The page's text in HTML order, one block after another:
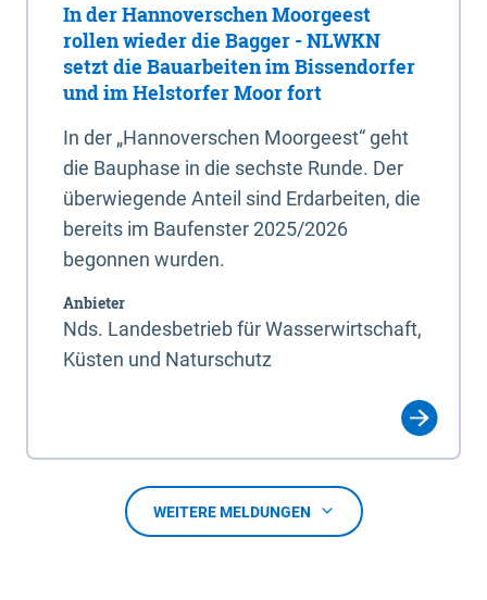
In der Hannoverschen Moorgeest
rollen wieder die Bagger - NLWKN
setzt die Bauarbeiten im Bissendorfer
und im Helstorfer Moor fort
In der „Hannoverschen Moorgeest“ geht
die Bauphase in die sechste Runde. Der
überwiegende Anteil sind Erdarbeiten, die
bereits im Baufenster 2025/2026
begonnen wurden.
Anbieter
Nds. Landesbetrieb für Wasserwirtschaft,
Küsten und Naturschutz
WEITERE MELDUNGEN